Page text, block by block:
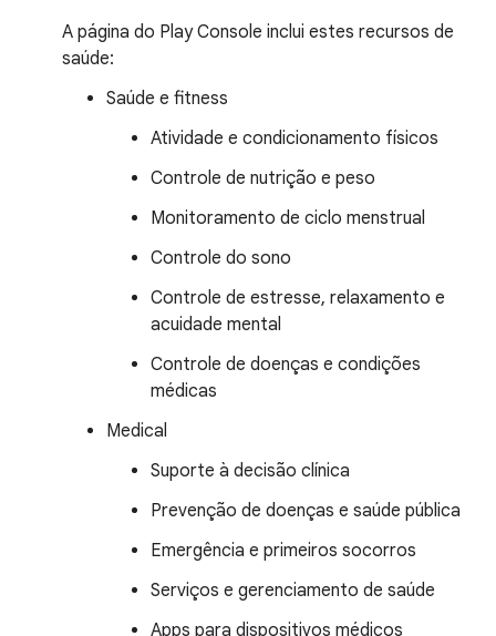
A página do Play Console inclui estes recursos de
saúde:
Saúde e fitness
Atividade e condicionamento físicos
Controle de nutrição e peso
Monitoramento de ciclo menstrual
Controle do sono
Controle de estresse, relaxamento e
acuidade mental
Controle de doenças e condições
médicas
Medical
Suporte à decisão clínica
Prevenção de doenças e saúde pública
Emergência e primeiros socorros
Serviços e gerenciamento de saúde
Apps para dispositivos médicos